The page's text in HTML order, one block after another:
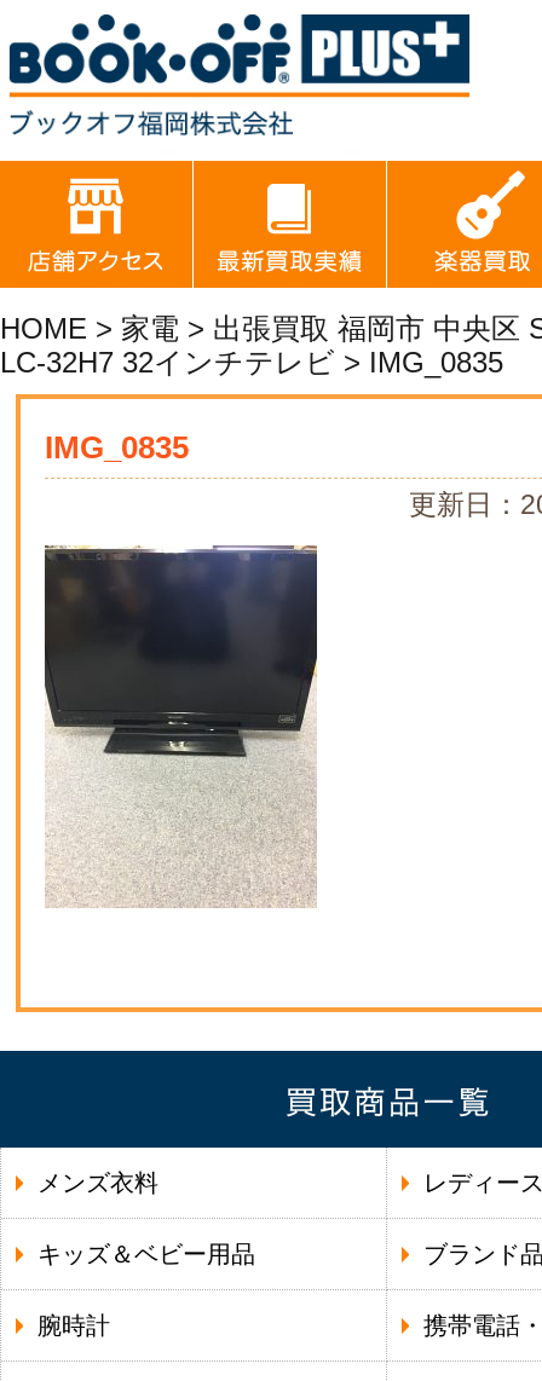
HOME > 家電 > 出張買取 福岡市 中央区
LC-32H7 32インチテレビ > IMG_0835
IMG_0835
更新日：
メンズ衣料 レディー
キッズ＆ベビー用品 ブランド
腕時計 携帯電話